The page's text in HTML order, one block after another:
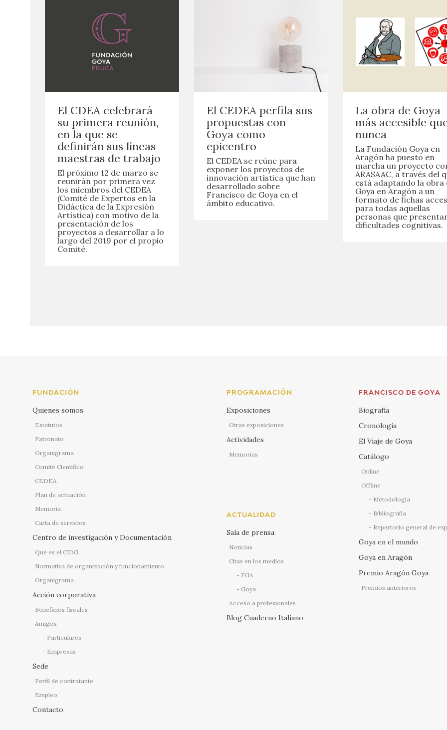
El CDEA celebrará
su primera reunión,
en la que se
definirán sus líneas
maestras de trabajo
El próximo 12 de marzo se
reunirán por primera vez
los miembros del CEDEA
(Comité de Expertos en la
Didáctica de la Expresión
Artística) con motivo de la
presentación de los
proyectos a desarrollar a lo
largo del 2019 por el propio
Comité.
El CEDEA perfila sus
propuestas con
Goya como
epicentro
El CEDEA se reúne para
exponer los proyectos de
innovación artística que han
desarrollado sobre
Francisco de Goya en el
ámbito educativo.
La obra de Goya
más accesible
nunca
La Fundación Goya en
Aragón ha puesto en
marcha un proyecto
ARASAAC, a través del
está adaptando la obra
Goya en Aragón a un
formato de fichas
para todas aquellas
personas que
dificultades cognitivas.
FUNDACIÓN
Quienes somos
Estatutos
Patronato
Organigrama
Comité Científico
CEDEA
Plan de actuación
Memoria
Carta de servicios
Centro de investigación y Documentación
Qué es el CIDG
Normativa de organización y funcionamiento
Organigrama
Acción corporativa
Beneficios fiscales
Amigos
Particulares
Empresas
Sede
Perfil de contratante
Empleo
Contacto
PROGRAMACIÓN
Exposiciones
Otras exposiciones
Actividades
Memorias
ACTUALIDAD
Sala de prensa
Noticias
Citas en los medios
FGA
Goya
Acceso a profesionales
Blog Cuaderno Italiano
FRANCISCO DE GOYA
Biografía
Cronología
El Viaje de Goya
Catálogo
Online
Offline
Metodología
Bibliografía
Repertorio general de
Goya en el mundo
Goya en Aragón
Premio Aragón Goya
Premios anteriores